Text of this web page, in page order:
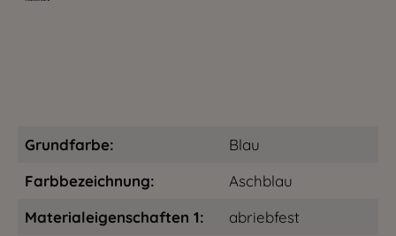
Grundfarbe:
Blau
Farbbezeichnung:
Aschblau
Materialeigenschaften 1:
abriebfest